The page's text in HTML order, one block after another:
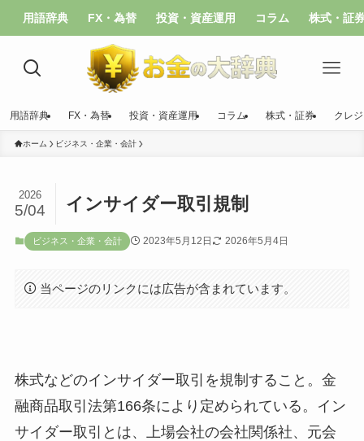
用語辞典 FX・為替 投資・資産運用 コラム 株式・証
用語辞典 FX・為替 投資・資産運用 コラム 株式・証券 クレ
ホーム ビジネス・企業・会計
インサイダー取引規制
2026
5/04
ビジネス・企業・会計 2023年5月12日 2026年5月4日
当ページのリンクには広告が含まれています。
株式などのインサイダー取引を規制すること。金
融商品取引法第166条により定められている。イン
サイダー取引とは、上場会社の会社関係社、元会